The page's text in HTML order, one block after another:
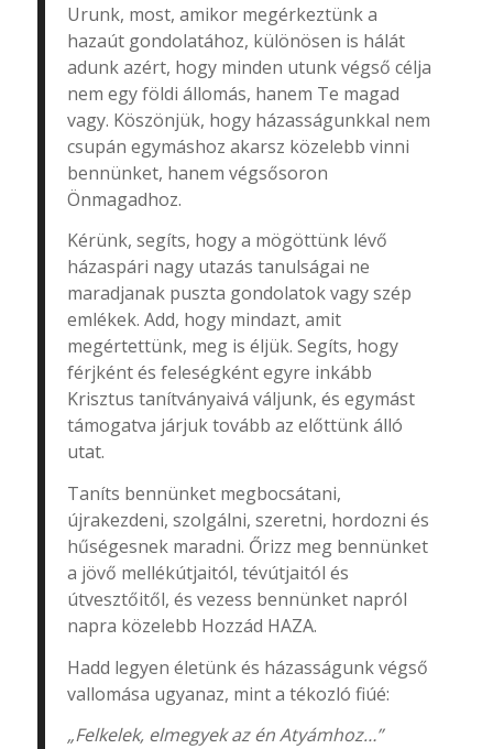
Urunk, most, amikor megérkeztünk a
hazaút gondolatához, különösen is hálát
adunk azért, hogy minden utunk végső célja
nem egy földi állomás, hanem Te magad
vagy. Köszönjük, hogy házasságunkkal nem
csupán egymáshoz akarsz közelebb vinni
bennünket, hanem végsősoron
Önmagadhoz.
Kérünk, segíts, hogy a mögöttünk lévő
házaspári nagy utazás tanulságai ne
maradjanak puszta gondolatok vagy szép
emlékek. Add, hogy mindazt, amit
megértettünk, meg is éljük. Segíts, hogy
férjként és feleségként egyre inkább
Krisztus tanítványaivá váljunk, és egymást
támogatva járjuk tovább az előttünk álló
utat.
Taníts bennünket megbocsátani,
újrakezdeni, szolgálni, szeretni, hordozni és
hűségesnek maradni. Őrizz meg bennünket
a jövő mellékútjaitól, tévútjaitól és
útvesztőitől, és vezess bennünket napról
napra közelebb Hozzád HAZA.
Hadd legyen életünk és házasságunk végső
vallomása ugyanaz, mint a tékozló fiúé:
„Felkelek, elmegyek az én Atyámhoz…”